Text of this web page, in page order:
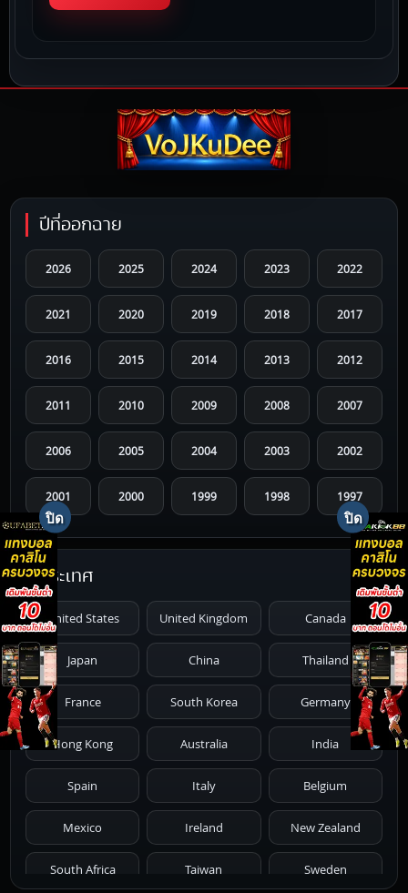
ปีที่ออกฉาย
2026 2025 2024 2023 2022
2021 2020 2019 2018 2017
2016 2015 2014 2013 2012
2011 2010 2009 2008 2007
2006 2005 2004 2003 2002
2001 2000 1999 1998 1997
1996 1995 1994 1993 1992
1991 1987
1986 1985 1984 1983 1982
1981 1980 1979 1978 1977
1976 1975 1974 1973 1972
1971 1970 1969 1968 1967
1966 1965 1964 1963 1962
1959 1955
ประเทศ
United States United Kingdom Canada
Japan China Thailand
France South Korea Germany
Hong Kong Australia India
Spain Italy Belgium
Mexico Ireland New Zealand
South Africa Taiwan Sweden